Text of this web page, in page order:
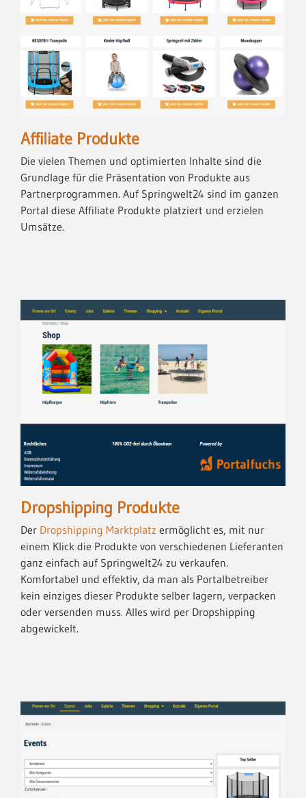
Affiliate Produkte
Die vielen Themen und optimierten Inhalte sind die
Grundlage für die Präsentation von Produkte aus
Partnerprogrammen. Auf Springwelt24 sind im ganzen
Portal diese Affiliate Produkte platziert und erzielen
Umsätze.
Dropshipping Produkte
Der Dropshipping Marktplatz ermöglicht es, mit nur
einem Klick die Produkte von verschiedenen Lieferanten
ganz einfach auf Springwelt24 zu verkaufen.
Komfortabel und effektiv, da man als Portalbetreiber
kein einziges dieser Produkte selber lagern, verpacken
oder versenden muss. Alles wird per Dropshipping
abgewickelt.